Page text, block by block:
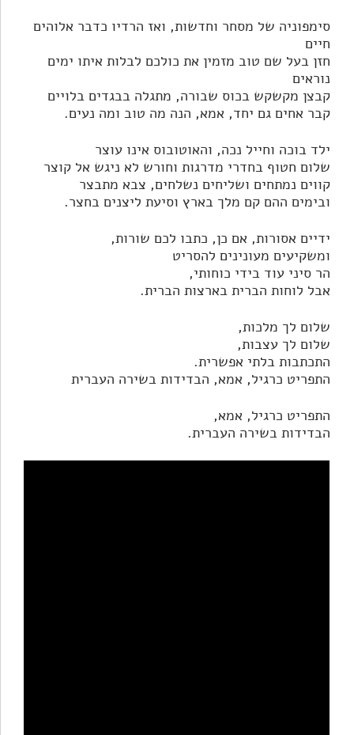
סימפוניה של מסחר וחדשות, ואז הרדיו כדבר אלוהים
חיים
חזן בעל שם טוב מזמין את כולכם לבלות איתו ימים
נוראים
קבצן מקשקש בכוס שבורה, מתגלה בבגדים בלויים
קבר אחים גם יחד, אמא, הנה מה טוב ומה נעים.
ילד בוכה וחייל נכה, והאוטובוס אינו עוצר
שלום חטוף בחדרי מדרגות וחורש לא ניגש אל קוצר
קווים נמתחים ושליחים נשלחים, צבא מתבצר
ובימים ההם קם מלך בארץ וסיעת ליצנים בחצר.
ידיים אסורות, אם כן, כתבו לכם שורות,
ומשקיעים מעונינים להסריט
הר סיני עוד בידי כוחותי,
אבל לוחות הברית בארצות הברית.
שלום לך מלכות,
שלום לך עצבות,
התכתבות בלתי אפשרית.
התפריט כרגיל, אמא, הבדידות בשירה העברית
התפריט כרגיל, אמא,
הבדידות בשירה העברית.